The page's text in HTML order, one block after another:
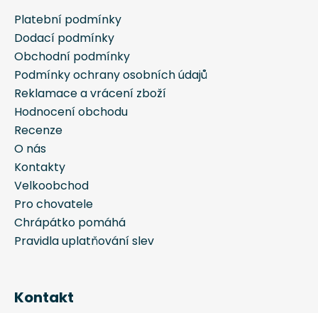
Platební podmínky
Dodací podmínky
Obchodní podmínky
Podmínky ochrany osobních údajů
Reklamace a vrácení zboží
Hodnocení obchodu
Recenze
O nás
Kontakty
Velkoobchod
Pro chovatele
Chrápátko pomáhá
Pravidla uplatňování slev
Kontakt